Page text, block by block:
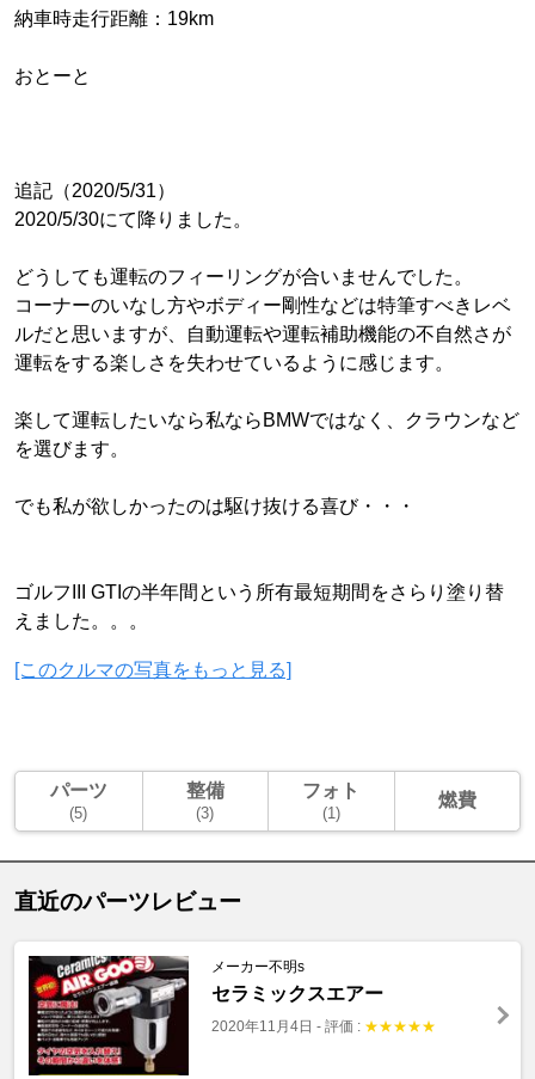
納車時走行距離：19km
おとーと
追記（2020/5/31）
2020/5/30にて降りました。
どうしても運転のフィーリングが合いませんでした。
コーナーのいなし方やボディー剛性などは特筆すべきレベ
ルだと思いますが、自動運転や運転補助機能の不自然さが
運転をする楽しさを失わせているように感じます。
楽して運転したいなら私ならBMWではなく、クラウンなど
を選びます。
でも私が欲しかったのは駆け抜ける喜び・・・
ゴルフIII GTIの半年間という所有最短期間をさらり塗り替
えました。。。
[このクルマの写真をもっと見る]
パーツ
(5)
整備
(3)
フォト
(1)
燃費
直近のパーツレビュー
メーカー不明s
セラミックスエアー
2020年11月4日 - 評価 : ★★★★★